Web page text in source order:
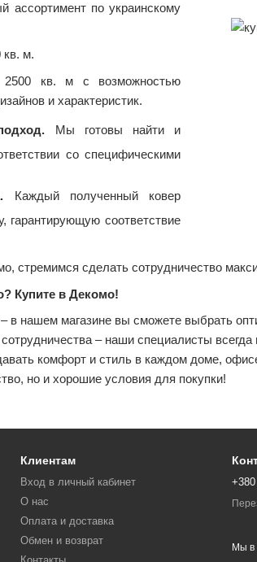
по украинскому
кв. м.
кв. м с возможностью
и характеристик.
Мы готовы найти и
со специфическими
Каждый полученный ковер
гарантирующую соответствие
стремимся сделать сотрудничество
Купите в Декомо!
– в нашем магазине вы сможете выбрать
– наши специалисты
комфорт и стиль в каждом доме,
но и хорошие условия для покупки!
Клиентам
Вход в личный кабинет
О нас
Оплата и доставка
Обмен и возврат
Мы в